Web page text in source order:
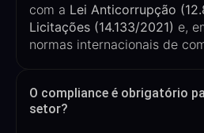
com a Lei Anticorrupção
Licitações (14.133/2021) e,
normas internacionais de
O compliance é obrigatório
setor?